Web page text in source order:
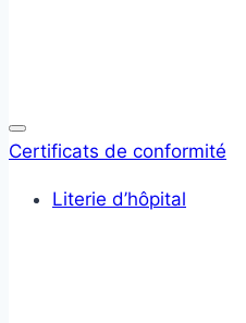
Certificats de conformité
Literie d’hôpital